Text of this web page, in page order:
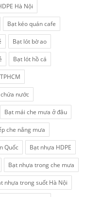
Hà Nội
Bạt kéo quán cafe
Bạt lót bờ ao
Bạt lót hồ cá
nước
Bạt mái che mưa ở đâu
che nắng mưa
Quốc Bạt nhựa HDPE
Bạt nhựa trong che mưa
nhựa trong suốt Hà Nội